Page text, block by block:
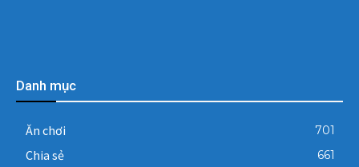
Danh mục
Ăn chơi 701
Chia sẻ 661